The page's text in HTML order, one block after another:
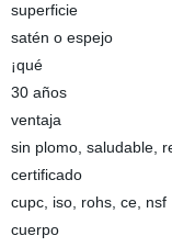
superficie
satén o espejo
¡qué
30 años
ventaja
sin plomo, saludable,
certificado
cupc, iso, rohs, ce, nsf
cuerpo